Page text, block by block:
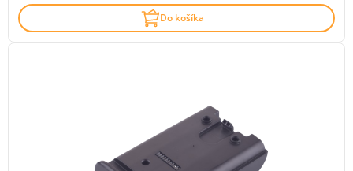
Do košíka